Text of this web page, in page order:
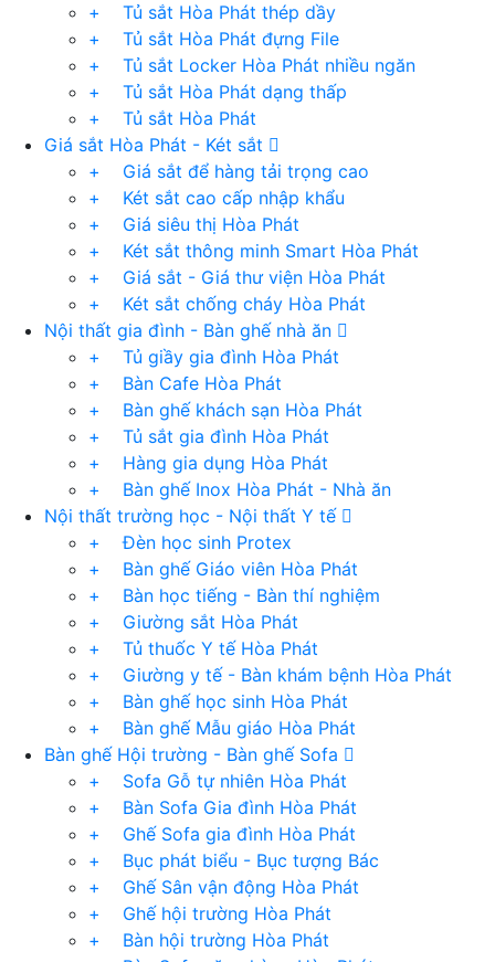
+ Tủ sắt Hòa Phát thép dầy
+ Tủ sắt Hòa Phát đựng File
+ Tủ sắt Locker Hòa Phát nhiều ngăn
+ Tủ sắt Hòa Phát dạng thấp
+ Tủ sắt Hòa Phát
Giá sắt Hòa Phát - Két sắt
+ Giá sắt để hàng tải trọng cao
+ Két sắt cao cấp nhập khẩu
+ Giá siêu thị Hòa Phát
+ Két sắt thông minh Smart Hòa Phát
+ Giá sắt - Giá thư viện Hòa Phát
+ Két sắt chống cháy Hòa Phát
Nội thất gia đình - Bàn ghế nhà ăn
+ Tủ giầy gia đình Hòa Phát
+ Bàn Cafe Hòa Phát
+ Bàn ghế khách sạn Hòa Phát
+ Tủ sắt gia đình Hòa Phát
+ Hàng gia dụng Hòa Phát
+ Bàn ghế Inox Hòa Phát - Nhà ăn
Nội thất trường học - Nội thất Y tế
+ Đèn học sinh Protex
+ Bàn ghế Giáo viên Hòa Phát
+ Bàn học tiếng - Bàn thí nghiệm
+ Giường sắt Hòa Phát
+ Tủ thuốc Y tế Hòa Phát
+ Giường y tế - Bàn khám bệnh Hòa Phát
+ Bàn ghế học sinh Hòa Phát
+ Bàn ghế Mẫu giáo Hòa Phát
Bàn ghế Hội trường - Bàn ghế Sofa
+ Sofa Gỗ tự nhiên Hòa Phát
+ Bàn Sofa Gia đình Hòa Phát
+ Ghế Sofa gia đình Hòa Phát
+ Bục phát biểu - Bục tượng Bác
+ Ghế Sân vận động Hòa Phát
+ Ghế hội trường Hòa Phát
+ Bàn hội trường Hòa Phát